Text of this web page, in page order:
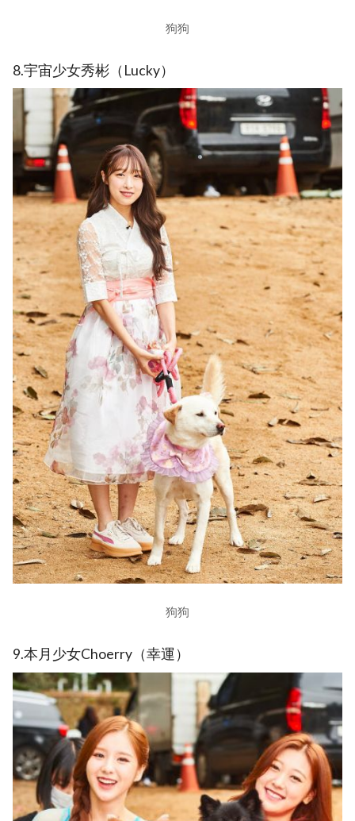
狗狗
8.宇宙少女秀彬（Lucky）
狗狗
9.本月少女Choerry（幸運）